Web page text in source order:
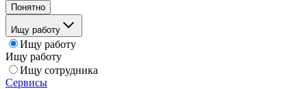
Понятно
Ищу работу
Ищу работу
Ищу работу
Ищу сотрудника
Сервисы